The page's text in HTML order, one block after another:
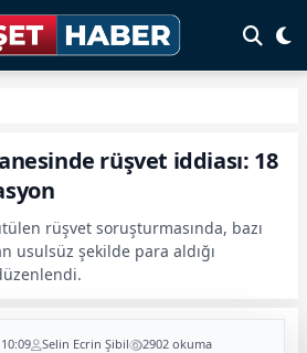
rüşvet iddiası: 18
rüşvet soruşturmasında, bazı
usulsüz şekilde para aldığı
Selin Ecrin Şibil 2902 okuma